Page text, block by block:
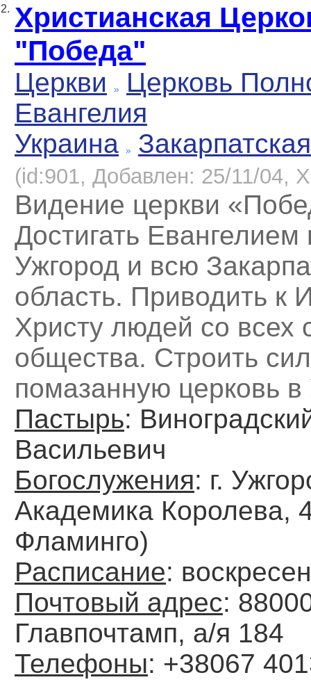
2. Христианская
"Победа"
Церкви
Церковь
Евангелия
Украина
Закарпатская
(id:901, Добавлен: 25/11/04,
Видение церкви
Достигать Евангелием
Ужгород и всю
область. Приводить к
Христу людей со всех
общества. Строить
помазанную церковь в
Пастырь:
Васильевич
Богослужения: г.
Академика Королева,
Фламинго)
Расписание:
Почтовый адрес:
Главпочтамп, а/я 184
Телефоны: +38067